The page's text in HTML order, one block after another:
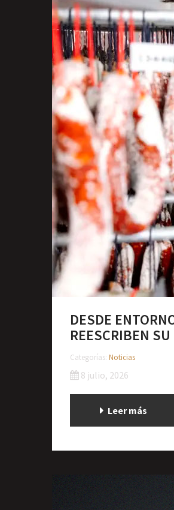
DESDE
REESCRIBEN
Categorías: Noticias
8 julio, 2026
Leer más